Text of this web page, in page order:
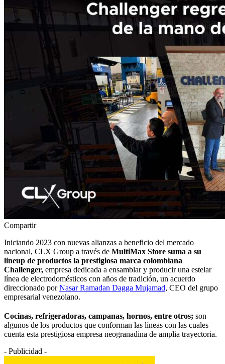
Compartir
Iniciando 2023 con nuevas alianzas a beneficio del mercado
nacional, CLX Group a través de MultiMax Store suma a su
lineup de productos la prestigiosa marca colombiana
Challenger, empresa dedicada a ensamblar y producir una estelar
línea de electrodomésticos con años de tradición, un acuerdo
direccionado porNasar Ramadan Dagga Mujamad, CEO del grupo
empresarial venezolano.
Cocinas, refrigeradoras, campanas, hornos, entre otros; son
algunos de los productos que conforman las líneas con las cuales
cuenta esta prestigiosa empresa neogranadina de amplia trayectoria.
- Publicidad -